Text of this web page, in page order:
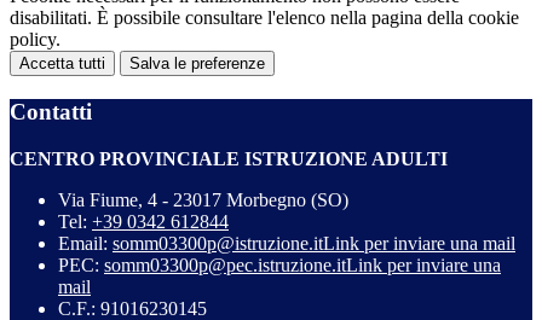
disabilitati. È possibile consultare l'elenco nella pagina della cookie
policy.
Accetta tutti Salva le preferenze
Contatti
CENTRO PROVINCIALE ISTRUZIONE ADULTI
Via Fiume, 4 - 23017 Morbegno (SO)
Tel: +39 0342 612844
Email: somm03300p@istruzione.itLink per inviare una mail
PEC: somm03300p@pec.istruzione.itLink per inviare una
mail
C.F.: 91016230145